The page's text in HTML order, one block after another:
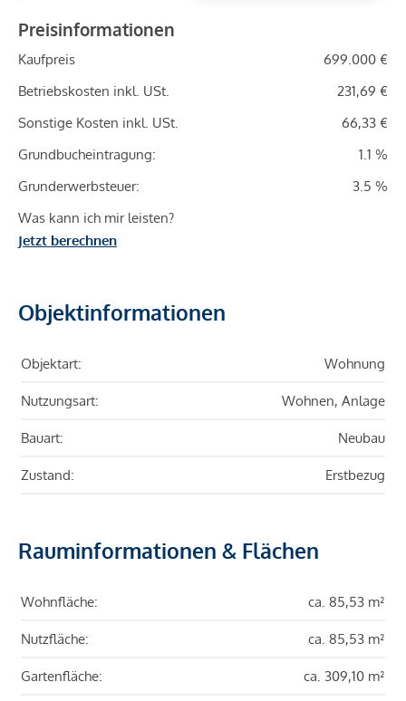
Preisinformationen
Kaufpreis
699.000 €
Betriebskosten inkl. USt.
231,69 €
Sonstige Kosten inkl. USt.
66,33 €
Grundbucheintragung:
1.1 %
Grunderwerbsteuer:
3.5 %
Was kann ich mir leisten?
Jetzt berechnen
Objektinformationen
Objektart: Wohnung
Nutzungsart: Wohnen, Anlage
Bauart: Neubau
Zustand: Erstbezug
Rauminformationen & Flächen
Wohnfläche: ca. 85,53 m²
Nutzfläche: ca. 85,53 m²
Gartenfläche: ca. 309,10 m²